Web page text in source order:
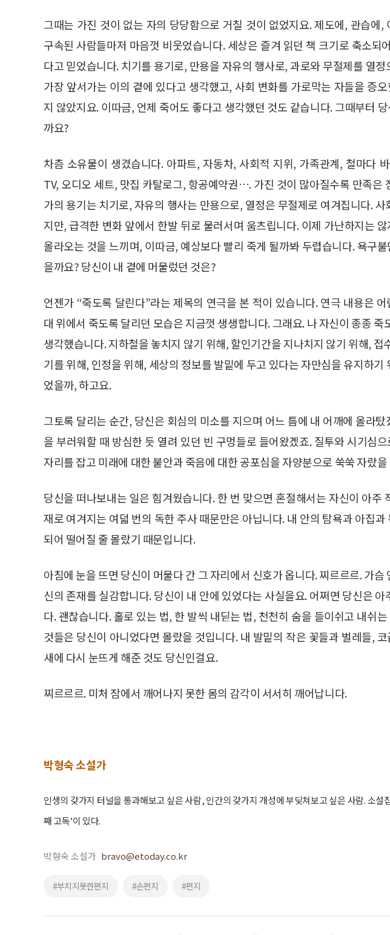
그때는 가진 것이 없는 자의 당당함으로 거칠 것이 없었지요. 제도에, 관습에,
구속된 사람들마저 마음껏 비웃었습니다. 세상은 즐겨 읽던 책 크기로 축소되
다고 믿었습니다. 치기를 용기로, 만용을 자유의 행사로, 과로와 무절제를 열
가장 앞서가는 이의 곁에 있다고 생각했고, 사회 변화를 가로막는 자들을 증
지 않았지요. 이따금, 언제 죽어도 좋다고 생각했던 것도 같습니다. 그때부터
까요?
차츰 소유물이 생겼습니다. 아파트, 자동차, 사회적 지위, 가족관계, 철마다
TV, 오디오 세트, 맛집 카탈로그, 항공예약권…. 가진 것이 많아질수록 만족은
가의 용기는 치기로, 자유의 행사는 만용으로, 열정은 무절제로 여겨집니다.
지만, 급격한 변화 앞에서 한발 뒤로 물러서며 움츠립니다. 이제 가난하지는
올라오는 것을 느끼며, 이따금, 예상보다 빨리 죽게 될까봐 두렵습니다. 욕구
을까요? 당신이 내 곁에 머물렀던 것은?
언젠가 “죽도록 달린다”라는 제목의 연극을 본 적이 있습니다. 연극 내용은
대 위에서 죽도록 달리던 모습은 지금껏 생생합니다. 그래요. 나 자신이 종종 죽
생각했습니다. 지하철을 놓치지 않기 위해, 할인기간을 지나치지 않기 위해, 접
기를 위해, 인정을 위해, 세상의 정보를 발밑에 두고 있다는 자만심을 유지하기
었을까, 하고요.
그토록 달리는 순간, 당신은 회심의 미소를 지으며 어느 틈에 내 어깨에 올라
을 부러워할 때 방심한 듯 열려 있던 빈 구멍들로 들어왔겠죠. 질투와 시기심
자리를 잡고 미래에 대한 불안과 죽음에 대한 공포심을 자양분으로 쑥쑥 자랐을
당신을 떠나보내는 일은 힘겨웠습니다. 한 번 맞으면 혼절해서는 자신이 아주
재로 여겨지는 여덟 번의 독한 주사 때문만은 아닙니다. 내 안의 탐욕과 아집
되어 떨어질 줄 몰랐기 때문입니다.
아침에 눈을 뜨면 당신이 머물다 간 그 자리에서 신호가 옵니다. 찌르르르. 가슴
신의 존재를 실감합니다. 당신이 내 안에 있었다는 사실을요. 어쩌면 당신은
다. 괜찮습니다. 홀로 있는 법, 한 발씩 내딛는 법, 천천히 숨을 들이쉬고 내쉬
것들은 당신이 아니었다면 몰랐을 것입니다. 내 발밑의 작은 꽃들과 벌레들,
새에 다시 눈뜨게 해준 것도 당신인걸요.
찌르르르. 미처 잠에서 깨어나지 못한 몸의 감각이 서서히 깨어납니다.
박형숙 소설가
인생의 갖가지 터널을 통과해보고 싶은 사람, 인간의 갖가지 개성에 부딪쳐보고 싶은 사람. 소설
째 고독’이 있다.
박형숙 소설가 bravo@etoday.co.kr
#부치지못한편지 #손편지 #편지